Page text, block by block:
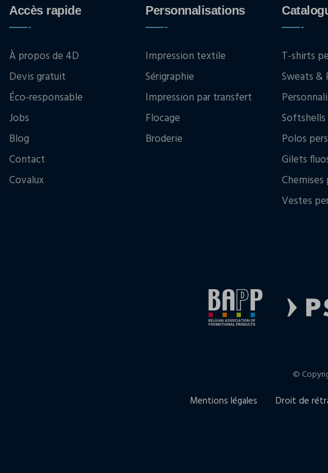
Accès rapide
À propos de 4D
Devis gratuit
Éco-responsable
Jobs
Blog
Contact
Covalux
Personnalisations
Impression textile
Sérigraphie
Impression par transfert
Flocage
Broderie
T-shirts
Sweats &
Softshells
Polos
Gilets
Chemises
Vestes
©
Mentions légales Droit de